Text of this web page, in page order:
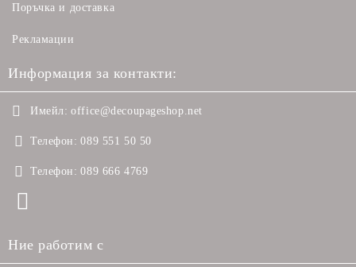
Поръчка и доставка
Рекламации
Информация за контакти:
Имейл: office@decoupageshop.net
Телефон: 089 551 50 50
Телефон: 089 666 4769
Ние работим с